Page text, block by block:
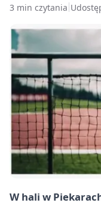
3 min czytania
W hali w